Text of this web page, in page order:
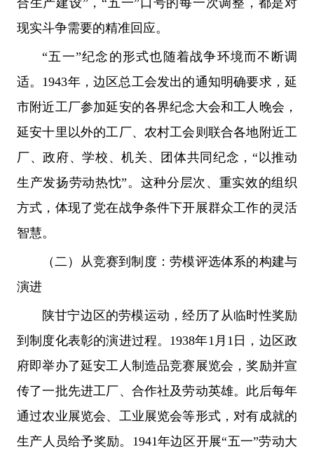
现实斗争需要的精准回应。
“五一”纪念的形式也随着战争环境而不断调
适。1943年，边区总工会发出的通知明确要求，延
市附近工厂参加延安的各界纪念大会和工人晚会，
延安十里以外的工厂、农村工会则联合各地附近工
厂、政府、学校、机关、团体共同纪念，“以推动
生产发扬劳动热忱”。这种分层次、重实效的组织
方式，体现了党在战争条件下开展群众工作的灵活
智慧。
（二）从竞赛到制度：劳模评选体系的构建与
演进
陕甘宁边区的劳模运动，经历了从临时性奖励
到制度化表彰的演进过程。1938年1月1日，边区政
府即举办了延安工人制造品竞赛展览会，奖励并宣
传了一批先进工厂、合作社及劳动英雄。此后每年
通过农业展览会、工业展览会等形式，对有成就的
生产人员给予奖励。1941年边区开展“五一”劳动大